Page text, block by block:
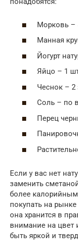
Морковь –
Манная
Йогурт
Яйцо – 1
Чеснок – 2
Соль – по
Перец
Если у вас нет
заменить
более
покупать на
она хранится в
внимание на цвет
быть яркой и